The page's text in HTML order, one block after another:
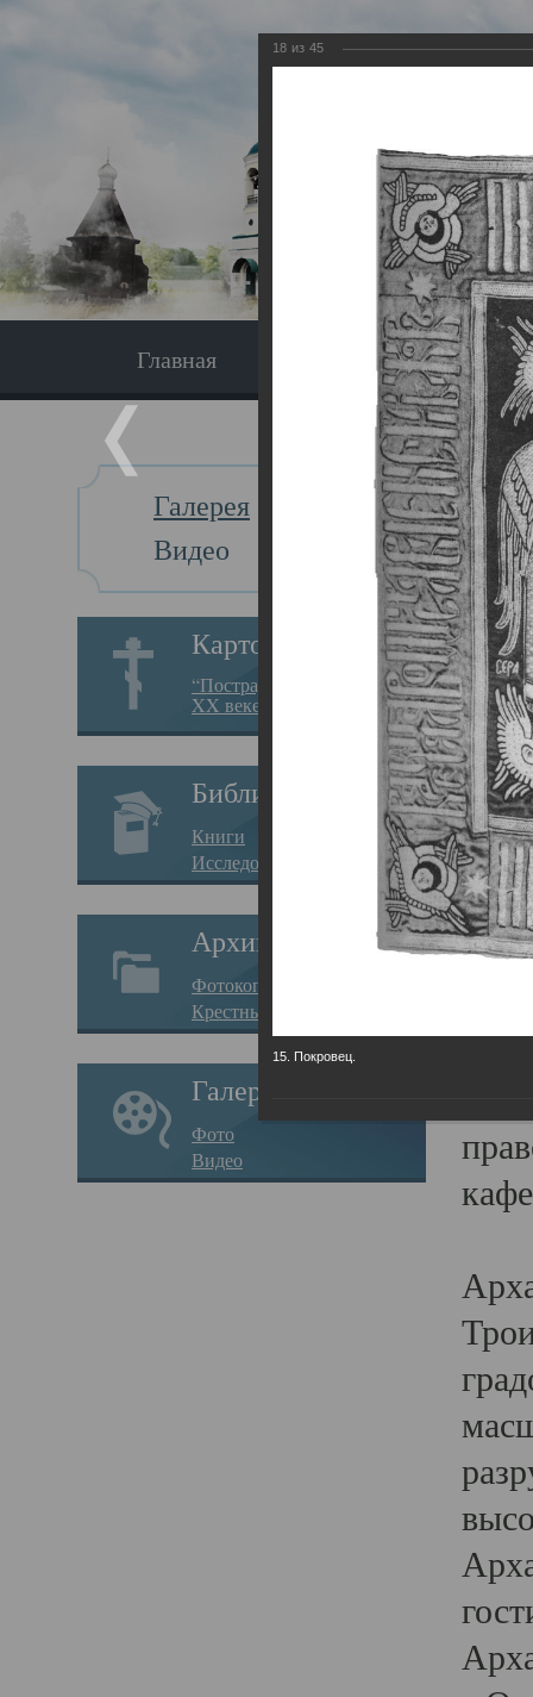
Главная Экскурсия
Галерея
Видео
Картотека
“Пострадавшие за веру в
XX веке на Севере”
Библиотека
Книги
Исследования
Архив
Фотокопии дел
Крестные ходы
Галерея
Фото
Видео
Главная
18 из 45
15. Покровец.